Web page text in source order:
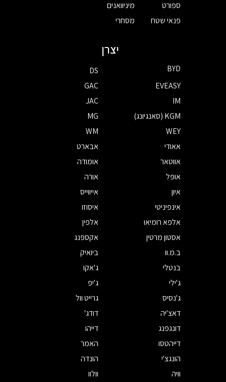
ספורט
פנאי שטח
מיניוואנים
מסחרי
יצרן
BYD
DS
EVEASY
GAC
IM
JAC
KGM (סאנגיונג)
MG
WEY
WM
אאודי
אבארט
אווטאר
אומודה
אופל
אורה
איון
אייווייס
אינפיניטי
איסוזו
אלפא רומיאו
אלפין
אסטון מרטין
אקספנג
ב.מ.וו
ביואיק
בנטלי
ג'אקו
ג'ילי
ג'יפ
ג'נסיס
גרייט וול
דאצ'יה
דודג'
דונגפנג
דייהו
דייהטסו
האמר
הונגצ'י
הונדה
וויה
וולוו